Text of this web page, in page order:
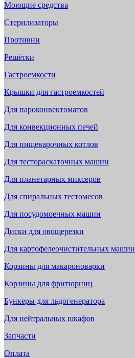
Моющие средства
Стерилизаторы
Противни
Решётки
Гастроемкости
Крышки для гастроемкостей
Для пароконвектоматов
Для конвекционных печей
Для пищеварочных котлов
Для тестораскаточных машин
Для планетарных миксеров
Для спиральных тестомесов
Для посудомоечных машин
Диски для овощерезки
Для картофелеочистительных машин
Корзины для макароноварки
Корзины для фритюрниц
Бункеры для льдогенератора
Для нейтральных шкафов
Запчасти
Оплата